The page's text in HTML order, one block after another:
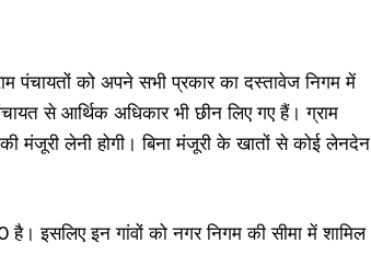
पंचायतों को अपने सभी प्रकार का दस्तावेज निगम में
से आर्थिक अधिकार भी छीन लिए गए हैं। ग्राम
मंजूरी लेनी होगी। बिना मंजूरी के खातों से कोई लेनदेन
इसलिए इन गांवों को नगर निगम की सीमा में शामिल